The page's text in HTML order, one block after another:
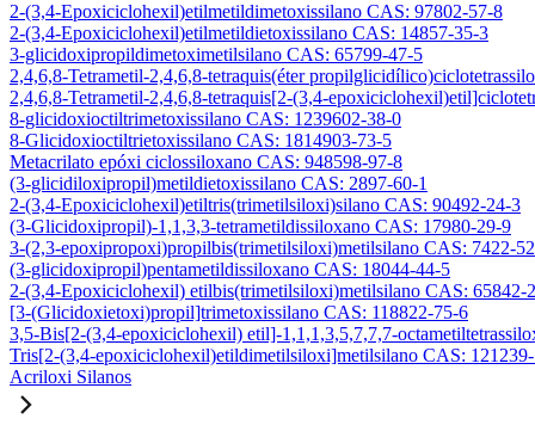
2-(3,4-Epoxiciclohexil)etilmetildimetoxissilano CAS: 97802-57-8
2-(3,4-Epoxiciclohexil)etilmetildietoxissilano CAS: 14857-35-3
3-glicidoxipropildimetoximetilsilano CAS: 65799-47-5
2,4,6,8-Tetrametil-2,4,6,8-tetraquis(éter
2,4,6,8-Tetrametil-2,4,6,8-tetraquis[2-(3,4-
8-glicidoxioctiltrimetoxissilano CAS: 1239602-38-0
8-Glicidoxioctiltrietoxissilano CAS: 1814903-73-5
Metacrilato epóxi ciclossiloxano CAS: 948598-97-8
(3-glicidiloxipropil)metildietoxissilano CAS: 2897-60-1
2-(3,4-Epoxiciclohexil)etiltris(trimetilsiloxi)silano CAS: 90492-24-3
(3-Glicidoxipropil)-1,1,3,3-tetrametildissiloxano CAS: 17980-29-9
3-(2,3-epoxipropoxi)propilbis(trimetilsiloxi)metilsilano CAS: 7422-
(3-glicidoxipropil)pentametildissiloxano CAS: 18044-44-5
2-(3,4-Epoxiciclohexil) etilbis(trimetilsiloxi)metilsilano CAS: 65842-
[3-(Glicidoxietoxi)propil]trimetoxissilano CAS: 118822-75-6
3,5-Bis[2-(3,4-epoxiciclohexil) etil]-1,1,1,3,5,7,7,7-
Tris[2-(3,4-epoxiciclohexil)etildimetilsiloxi]metilsilano CAS:
Acriloxi Silanos